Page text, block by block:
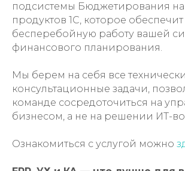
подсистемы Бюджетирования на
продуктов 1С, которое
бесперебойную работу вашей
финансового планирования.
Мы берем на себя все
консультационные задачи,
команде сосредоточиться на
бизнесом, а не на решении ИТ-
Ознакомиться с услугой можно